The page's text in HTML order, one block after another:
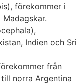
förekommer i
Indien och Sri
från
norra Argentina